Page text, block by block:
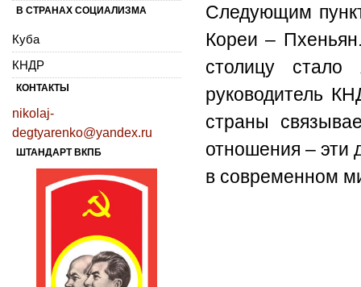
Следующим
Кореи –
столицу
руководитель
страны
отношения – эти
в современном
В СТРАНАХ СОЦИАЛИЗМА
Куба
КНДР
КОНТАКТЫ
nikolaj-
degtyarenko@yandex.ru
ШТАНДАРТ ВКПБ